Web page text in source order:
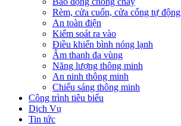
Rèm, cửa cuốn, cửa cổng tự động
An toàn điện
Kiểm soát ra vào
Điều khiển bình nóng lạnh
Âm thanh đa vùng
Năng lượng thông minh
An ninh thông minh
Chiếu sáng thông minh
Công trình tiêu biểu
Dịch Vụ
Tin tức